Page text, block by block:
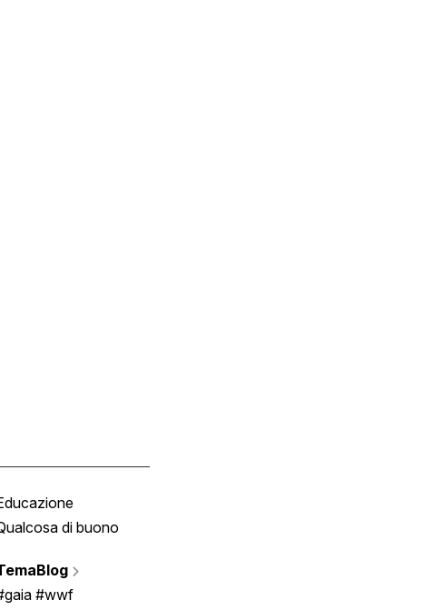
di buono
#wwf